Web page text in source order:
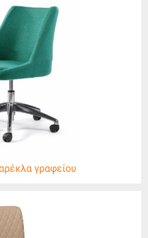
γραφείου